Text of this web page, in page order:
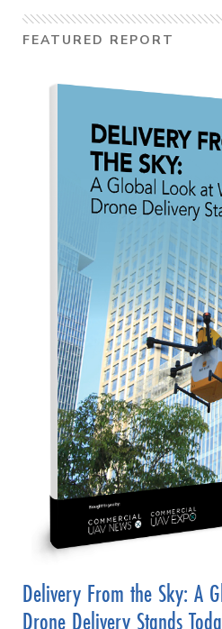
FEATURED REPORT
Delivery From the Sky: A
Drone Delivery Stands